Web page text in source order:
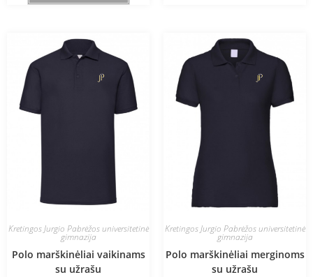
Kretingos Jurgio Pabrėžos universitetinė
gimnazija
Polo marškinėliai vaikinams
su užrašu
Kretingos Jurgio Pabrėžos universitetinė
gimnazija
Polo marškinėliai merginoms
su užrašu